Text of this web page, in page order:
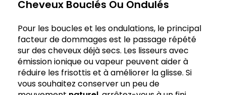
Cheveux Bouclés Ou Ondulés
Pour les boucles et les ondulations, le principal
facteur de dommages est le passage répété
sur des cheveux déjà secs. Les lisseurs avec
émission ionique ou vapeur peuvent aider à
réduire les frisottis et à améliorer la glisse. Si
vous souhaitez conserver un peu de